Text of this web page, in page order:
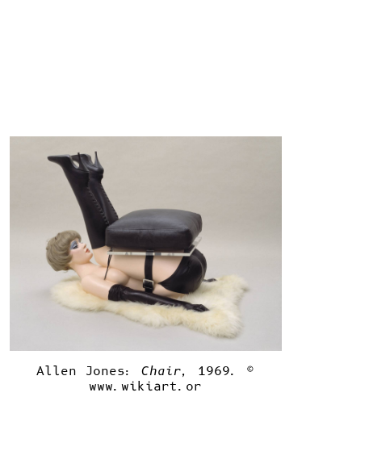
Allen Jones: Chair,
1969. ©
www.wikiart.or